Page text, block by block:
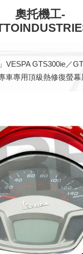
奧托機工-
VESPA GTS300ie／
車專用頂級熱修復螢